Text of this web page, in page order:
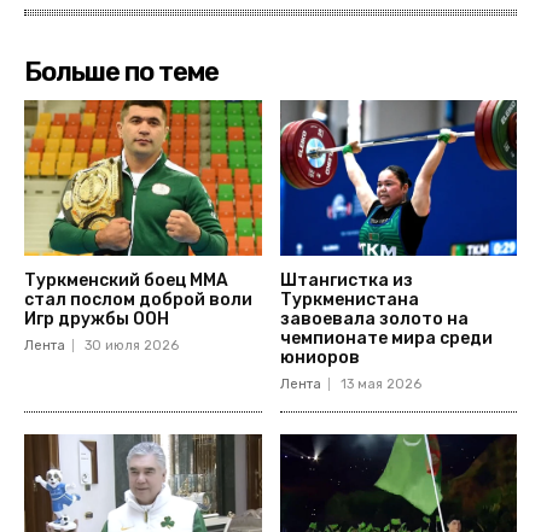
Больше по теме
Туркменский боец ММА
стал послом доброй воли
Игр дружбы ООН
Лента 30 июля 2026
Штангистка из
Туркменистана
завоевала золото на
чемпионате мира среди
юниоров
Лента 13 мая 2026